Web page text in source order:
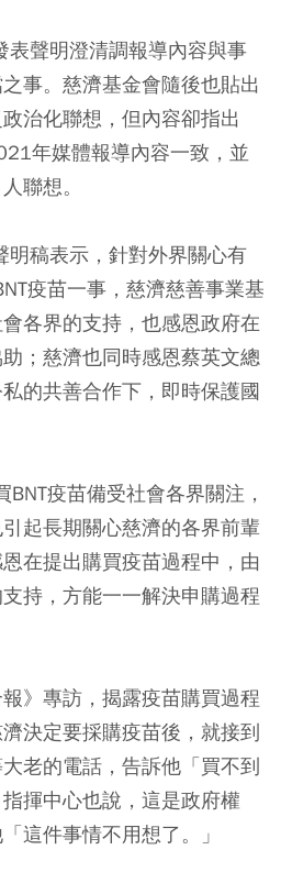
聲明澄清調報導內容與事
事。慈濟基金會隨後也貼出
治化聯想，但內容卻指出
年媒體報導內容一致，並
聯想。
稿表示，針對外界關心有
疫苗一事，慈濟慈善事業基
各界的支持，也感恩政府在
；慈濟也同時感恩蔡英文總
的共善合作下，即時保護國
疫苗備受社會各界關注，
起長期關心慈濟的各界前輩
在提出購買疫苗過程中，由
持，方能一一解決申購過程
》專訪，揭露疫苗購買過程
決定要採購疫苗後，就接到
老的電話，告訴他「買不到
揮中心也說，這是政府權
這件事情不用想了。」